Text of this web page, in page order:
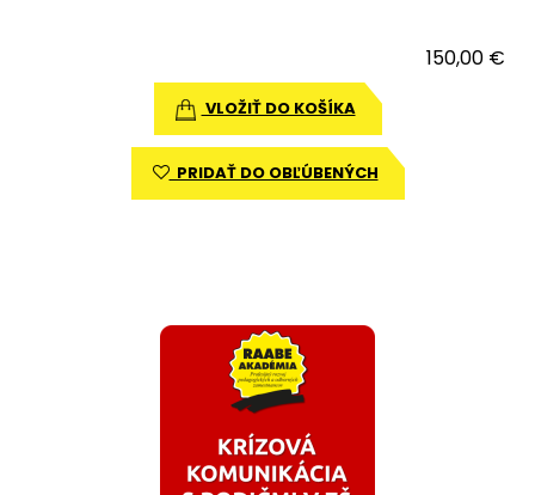
150,00 €
VLOŽIŤ DO KOŠÍKA
PRIDAŤ DO OBĽÚBENÝCH